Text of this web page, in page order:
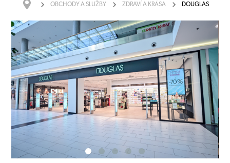
OBCHODYA SLUŽBY ZDRAVÍ A KRÁSA DOUGLAS